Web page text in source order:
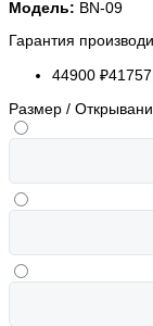
Модель: BN-09
Гарантия
44900 ₽
Размер /